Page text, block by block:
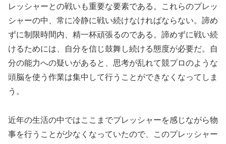
レッシャーとの戦いも重要な要素である。これらのプレッ
シャーの中、常に冷静に戦い続けなければならない。諦め
ずに制限時間内、精一杯頑張るのである。諦めずに戦い続
けるためには、自分を信じ鼓舞し続ける態度が必要だ。自
分の能力への疑いがあると、思考が乱れて競プロのような
頭脳を使う作業は集中して行うことができなくなってしま
う。
近年の生活の中ではここまでプレッシャーを感じながら物
事を行うことが少なくなっていたので、このプレッシャー